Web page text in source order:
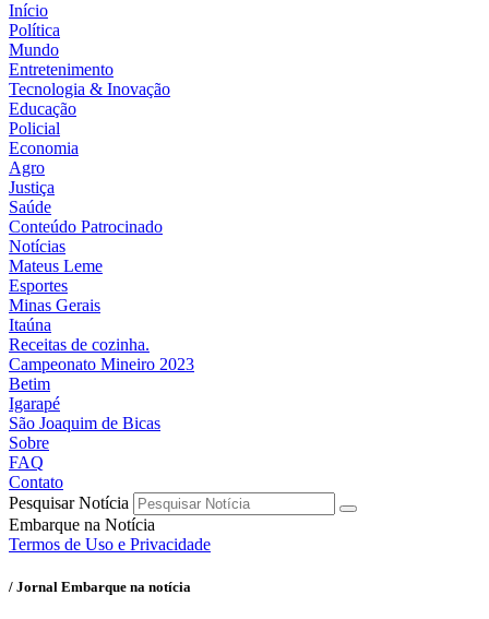
Início
Política
Mundo
Entretenimento
Tecnologia & Inovação
Educação
Policial
Economia
Agro
Justiça
Saúde
Conteúdo Patrocinado
Notícias
Mateus Leme
Esportes
Minas Gerais
Itaúna
Receitas de cozinha.
Campeonato Mineiro 2023
Betim
Igarapé
São Joaquim de Bicas
Sobre
FAQ
Contato
Pesquisar Notícia
Embarque na Notícia
Termos de Uso e Privacidade
/ Jornal Embarque na notícia